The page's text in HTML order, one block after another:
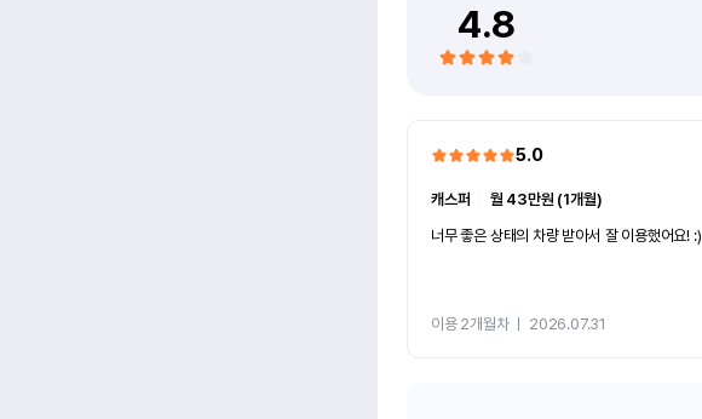
4.8
5.0
캐스퍼
월 43만원 (1개월)
너무 좋은 상태의 차량 받아서 잘 이용했어요! :)
이용 2개월차ㅣ 2026.07.31